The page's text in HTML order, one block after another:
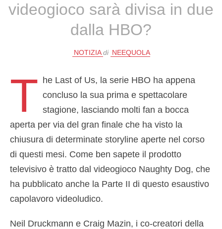
videogioco sarà divisa in due
dalla HBO?
NOTIZIA di NEEQUOLA
T he Last of Us, la serie HBO ha appena
concluso la sua prima e spettacolare
stagione, lasciando molti fan a bocca
aperta per via del gran finale che ha visto la
chiusura di determinate storyline aperte nel corso
di questi mesi. Come ben sapete il prodotto
televisivo è tratto dal videogioco Naughty Dog, che
ha pubblicato anche la Parte II di questo esaustivo
capolavoro videoludico.
Neil Druckmann e Craig Mazin, i co-creatori della